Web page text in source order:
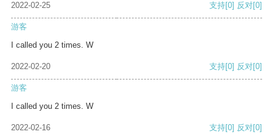
2022-02-25 支持[0] 反对[0]
游客
I called you 2 times. W
2022-02-20 支持[0] 反对[0]
游客
I called you 2 times. W
2022-02-16 支持[0] 反对[0]